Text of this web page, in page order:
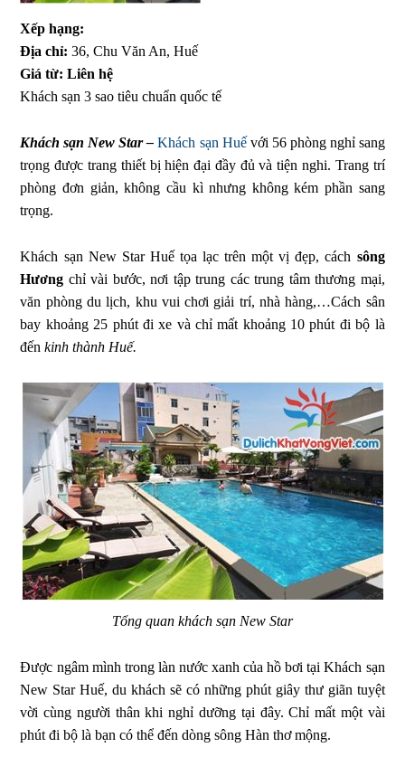
Xếp hạng:
Địa chỉ:36, Chu Văn An, Huế
Giá từ: Liên hệ
Khách sạn 3 sao tiêu chuẩn quốc tế
Khách sạn New Star – Khách sạn Huếvới 56 phòng nghỉ sang
trọng được trang thiết bị hiện đại đầy đủ và tiện nghi. Trang trí
phòng đơn giản, không cầu kì nhưng không kém phần sang
trọng.
Khách sạn New Star Huế tọa lạc trên một vị đẹp, cách sông
Hương chỉ vài bước, nơi tập trung các trung tâm thương mại,
văn phòng du lịch, khu vui chơi giải trí, nhà hàng,…Cách sân
bay khoảng 25 phút đi xe và chỉ mất khoảng 10 phút đi bộ là
đến kinh thành Huế.
Tổng quan khách sạn New Star
Được ngâm mình trong làn nước xanh của hồ bơi tại Khách sạn
New Star Huế, du khách sẽ có những phút giây thư giãn tuyệt
vời cùng người thân khi nghỉ dưỡng tại đây. Chỉ mất một vài
phút đi bộ là bạn có thể đến dòng sông Hàn thơ mộng.